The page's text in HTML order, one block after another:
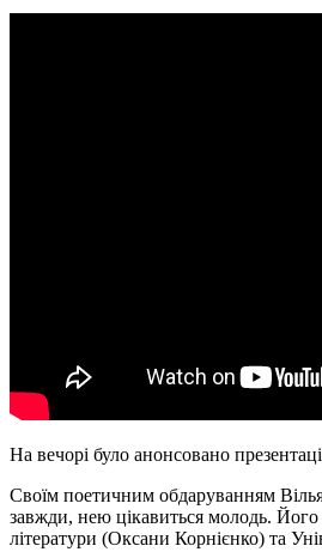
На вечорі було анонсовано
Своїм поетичним обдаруванням
завжди, нею цікавиться молодь.
літератури (Оксани Корнієнко) та